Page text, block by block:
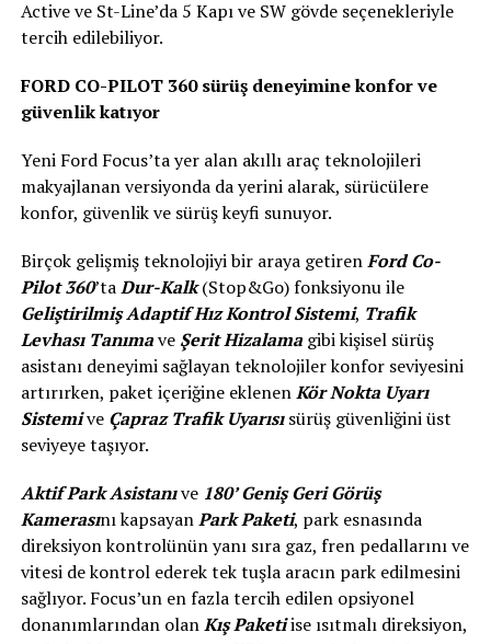
Active ve St-Line’da 5 Kapı ve SW gövde seçenekleriyle
tercih edilebiliyor.
FORD CO-PILOT 360 sürüş deneyimine konfor ve
güvenlik katıyor
Yeni Ford Focus’ta yer alan akıllı araç teknolojileri
makyajlanan versiyonda da yerini alarak, sürücülere
konfor, güvenlik ve sürüş keyfi sunuyor.
Birçok gelişmiş teknolojiyi bir araya getirenFord Co-
Pilot 360’taDur-Kalk(Stop&Go) fonksiyonu ile
Geliştirilmiş Adaptif Hız Kontrol Sistemi, Trafik
Levhası Tanımave Şerit Hizalamagibi kişisel sürüş
asistanı deneyimi sağlayan teknolojiler konfor seviyesini
artırırken, paket içeriğine eklenenKör Nokta Uyarı
Sistemive Çapraz Trafik Uyarısısürüş güvenliğini üst
seviyeye taşıyor.
Aktif Park Asistanıve 180’ Geniş Geri Görüş
Kamerasını kapsayanPark Paketi, park esnasında
direksiyon kontrolünün yanı sıra gaz, fren pedallarını ve
vitesi de kontrol ederek tek tuşla aracın park edilmesini
sağlıyor. Focus’un en fazla tercih edilen opsiyonel
donanımlarından olanKış Paketiise ısıtmalı direksiyon,